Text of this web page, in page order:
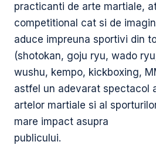
practicanti de arte martiale,
competitional cat si de
aduce impreuna sportivi din
(shotokan, goju ryu, wado
wushu, kempo, kickboxing,
astfel un adevarat spectacol
artelor martiale si al
mare impact asupra
publicului.